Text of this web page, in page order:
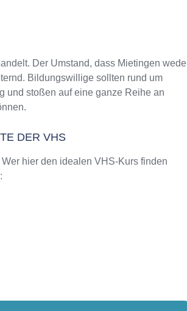
Der Umstand, dass Mietingen
Bildungswillige sollten rund um
und stoßen auf eine ganze Reihe an
DER VHS
hier den idealen VHS-Kurs finden